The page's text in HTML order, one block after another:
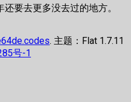
要去更多没去过的地方。
. 主题：Flat 1.7.11
号-1